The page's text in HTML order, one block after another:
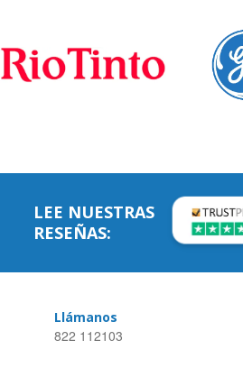
LEE NUESTRAS
RESEÑAS:
Llámanos
822 112103